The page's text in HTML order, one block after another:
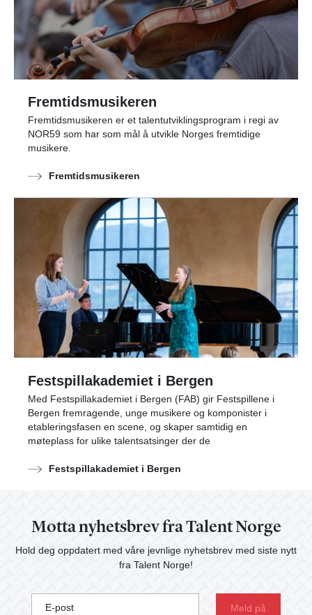
Fremtidsmusikeren
Fremtidsmusikeren er et talentutviklingsprogram i regi av
NOR59 som har som mål å utvikle Norges fremtidige
musikere.
Fremtidsmusikeren
Festspillakademiet i Bergen
Med Festspillakademiet i Bergen (FAB) gir Festspillene i
Bergen fremragende, unge musikere og komponister i
etableringsfasen en scene, og skaper samtidig en
møteplass for ulike talentsatsinger der de
Festspillakademiet i Bergen
Motta nyhetsbrev fra Talent Norge
Hold deg oppdatert med våre jevnlige nyhetsbrev med siste nytt
fra Talent Norge!
E-post